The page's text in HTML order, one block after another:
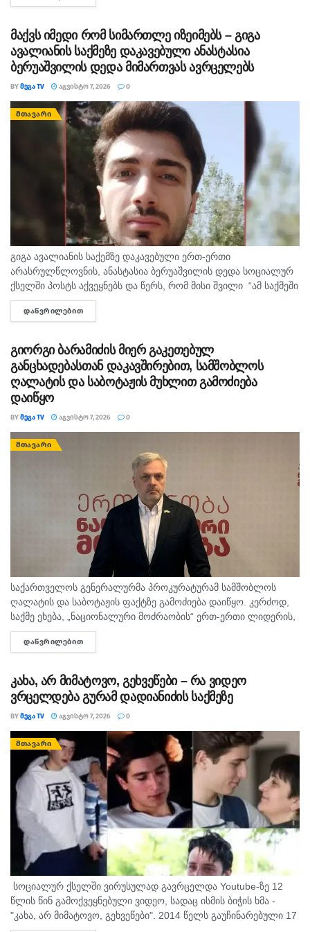
მაქვს იმედი რომ სიმართლე იზეიმებს – გიგა
ავალიანის საქმეზე დაკავებული ანასტასია
ბერუაშვილის დედა მიმართვას ავრცელებს
BYᲛᲔᲒᲐ TV ᲐᲒᲕᲘᲡᲢᲝ 7, 2026 0
ᲛᲗᲐᲕᲐᲠᲘ
გიგა ავალიანის საქემზე დაკავებული ერთ-ერთი
არასრულწლოვნის, ანასტასია ბერუაშვილის დედა სოციალურ
ქსელში პოსტს აქვეყნებს და წერს, რომ მისი შვილი “ამ საქმეში
მართლაც რომ თავში კი არა შუაშიც არაა.“ მისი თქმით, ის
რომ...
ᲓᲐᲬᲕᲠᲘᲚᲔᲑᲘᲗ
გიორგი ბარამიძის მიერ გაკეთებულ
განცხადებასთან დაკავშირებით, სამშობლოს
ღალატის და საბოტაჟის მუხლით გამოძიება
დაიწყო
BYᲛᲔᲒᲐ TV ᲐᲒᲕᲘᲡᲢᲝ 7, 2026 0
ᲛᲗᲐᲕᲐᲠᲘ
საქართველოს გენერალურმა პროკურატურამ სამშობლოს
ღალატის და საბოტაჟის ფაქტზე გამოძიება დაიწყო. კერძოდ,
საქმე ეხება, „ნაციონალური მოძრაობის“ ერთ-ერთი ლიდერის,
გიორგი ბარამიძის მიერ იაგო ხვიჩიასთვის მიცემულ
ინტერვიუს, სადაც ის აღნიშნავს, რომ რომ აფხაზეთში...
ᲓᲐᲬᲕᲠᲘᲚᲔᲑᲘᲗ
კახა, არ მიმატოვო, გეხვეწები – რა ვიდეო
ვრცელდება გურამ დადიანიძის საქმეზე
BYᲛᲔᲒᲐ TV ᲐᲒᲕᲘᲡᲢᲝ 7, 2026 0
ᲛᲗᲐᲕᲐᲠᲘ
სოციალურ ქსელში ვირუსულად გავრცელდა Youtube-ზე 12
წლის წინ გამოქვეყნებული ვიდეო, სადაც ისმის ბიჭის ხმა -
"კახა, არ მიმატოვო, გეხვეწები". 2014 წელს გაუჩინარებული 17